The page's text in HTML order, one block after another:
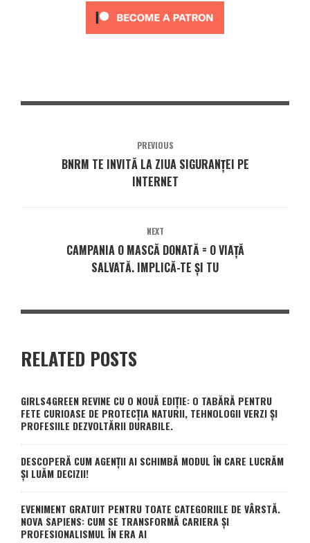
PREVIOUS
BNRM TE INVITĂ LA ZIUA SIGURANȚEI PE
INTERNET
NEXT
CAMPANIA O MASCĂ DONATĂ = O VIAȚĂ
SALVATĂ. IMPLICĂ-TE ȘI TU
RELATED POSTS
GIRLS4GREEN REVINE CU O NOUĂ EDIȚIE: O TABĂRĂ PENTRU
FETE CURIOASE DE PROTECȚIA NATURII, TEHNOLOGII VERZI ȘI
PROFESIILE DEZVOLTĂRII DURABILE.
DESCOPERĂ CUM AGENȚII AI SCHIMBĂ MODUL ÎN CARE LUCRĂM
ȘI LUĂM DECIZII!
EVENIMENT GRATUIT PENTRU TOATE CATEGORIILE DE VÂRSTĂ.
NOVA SAPIENS: CUM SE TRANSFORMĂ CARIERA ȘI
PROFESIONALISMUL ÎN ERA AI